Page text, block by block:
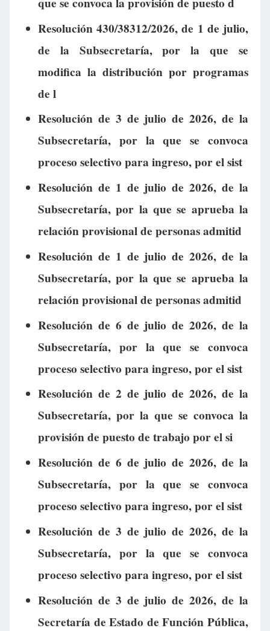
Resolución 430/38312/2026, de 1 de julio,
de la Subsecretaría, por la que se
modifica la distribución por programas
de l
Resolución de 3 de julio de 2026, de la
Subsecretaría, por la que se convoca
proceso selectivo para ingreso, por el sist
Resolución de 1 de julio de 2026, de la
Subsecretaría, por la que se aprueba la
relación provisional de personas admitid
Resolución de 1 de julio de 2026, de la
Subsecretaría, por la que se aprueba la
relación provisional de personas admitid
Resolución de 6 de julio de 2026, de la
Subsecretaría, por la que se convoca
proceso selectivo para ingreso, por el sist
Resolución de 2 de julio de 2026, de la
Subsecretaría, por la que se convoca la
provisión de puesto de trabajo por el si
Resolución de 6 de julio de 2026, de la
Subsecretaría, por la que se convoca
proceso selectivo para ingreso, por el sist
Resolución de 3 de julio de 2026, de la
Subsecretaría, por la que se convoca
proceso selectivo para ingreso, por el sist
Resolución de 3 de julio de 2026, de la
Secretaría de Estado de Función Pública,